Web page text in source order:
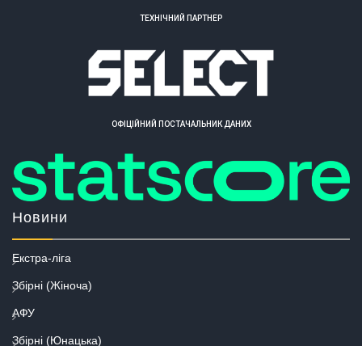
ТЕХНІЧНИЙ ПАРТНЕР
ОФІЦІЙНИЙ ПОСТАЧАЛЬНИК ДАНИХ
Новини
Екстра-ліга
Збірні (Жіноча)
АФУ
Збірні (Юнацька)